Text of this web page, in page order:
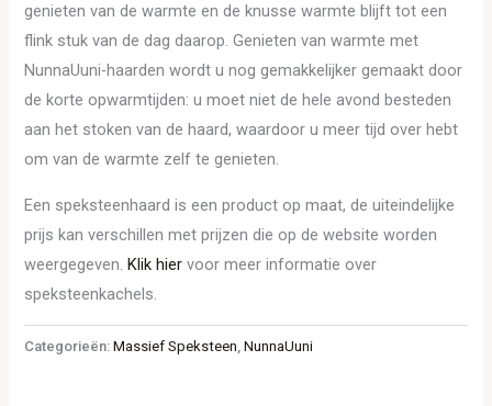
genieten van de warmte en de knusse warmte blijft tot een
flink stuk van de dag daarop. Genieten van warmte met
NunnaUuni-haarden wordt u nog gemakkelijker gemaakt door
de korte opwarmtijden: u moet niet de hele avond besteden
aan het stoken van de haard, waardoor u meer tijd over hebt
om van de warmte zelf te genieten.
Een speksteenhaard is een product op maat, de uiteindelijke
prijs kan verschillen met prijzen die op de website worden
weergegeven.Klik hier voor meer informatie over
speksteenkachels.
Categorieën:Massief Speksteen ,NunnaUuni